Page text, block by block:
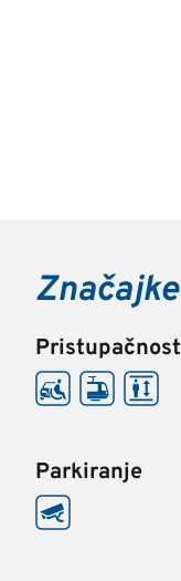
Značajke
Pristupačnost
Parkiranje